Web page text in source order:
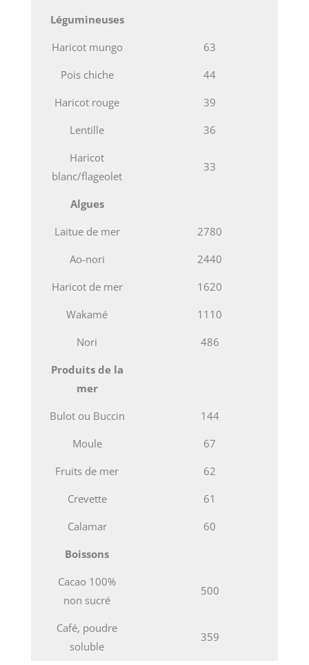
Légumineuses
Haricot mungo
63
Pois chiche
44
Haricot rouge
39
Lentille
36
Haricot
blanc/flageolet
33
Algues
Laitue de mer
2780
Ao-nori
2440
Haricot de mer
1620
Wakamé
1110
Nori
486
Produits de la
mer
Bulot ou Buccin
144
Moule
67
Fruits de mer
62
Crevette
61
Calamar
60
Boissons
Cacao 100%
non sucré
500
Café, poudre
soluble
359